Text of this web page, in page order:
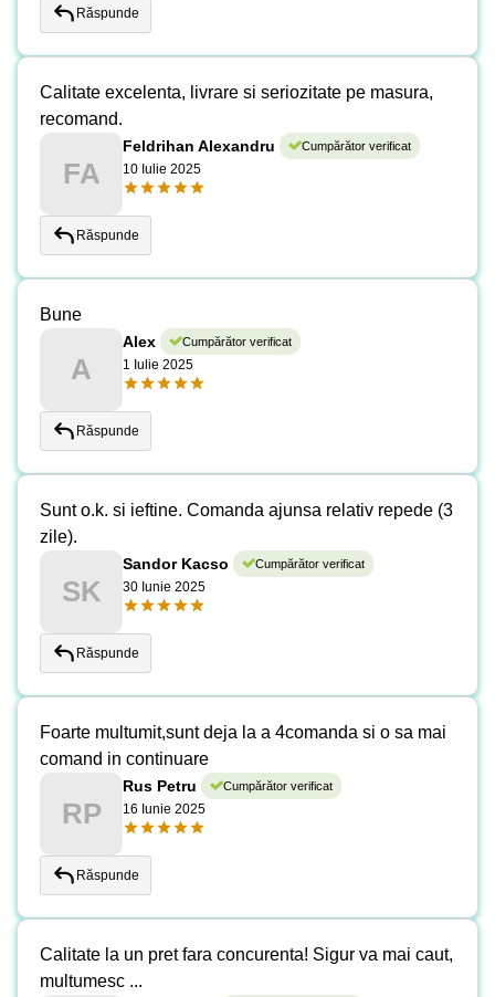
Răspunde
FA
Feldrihan Alexandru Cumpărător verificat
10 Iulie 2025
Calitate excelenta, livrare si seriozitate pe masura,
recomand.
Răspunde
A
Alex Cumpărător verificat
1 Iulie 2025
Bune
Răspunde
SK
Sandor Kacso Cumpărător verificat
30 Iunie 2025
Sunt o.k. si ieftine. Comanda ajunsa relativ repede (3
zile).
Răspunde
RP
Rus Petru Cumpărător verificat
16 Iunie 2025
Foarte multumit,sunt deja la a 4comanda si o sa mai
comand in continuare
Răspunde
Calitate la un pret fara concurenta! Sigur va mai caut,
multumesc ...